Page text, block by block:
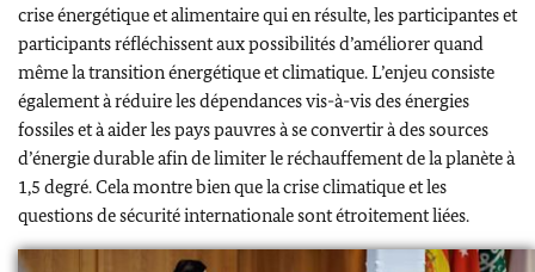
crise énergétique et alimentaire qui en résulte, les participantes et
participants réfléchissent aux possibilités d’améliorer quand
même la transition énergétique et climatique. L’enjeu consiste
également à réduire les dépendances vis-à-vis des énergies
fossiles et à aider les pays pauvres à se convertir à des sources
d’énergie durable afin de limiter le réchauffement de la planète à
1,5 degré. Cela montre bien que la crise climatique et les
questions de sécurité internationale sont étroitement liées.